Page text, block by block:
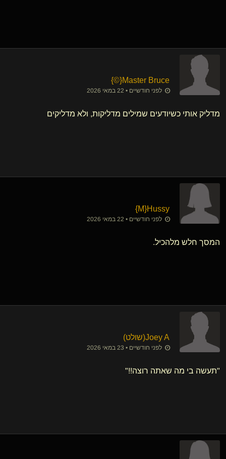
Master Bruce
​{
©
}
לפני חודשיים • 22 במאי 2026
מדליק אותי כשיודעים שמילים מדליקות, ולא מדליקים
Hussy
​{
M
}
לפני חודשיים • 22 במאי 2026
המסך חלש מלהכיל.
Joey A​(שולט)
לפני חודשיים • 23 במאי 2026
"תעשה בי מה שאתה רוצה!!"